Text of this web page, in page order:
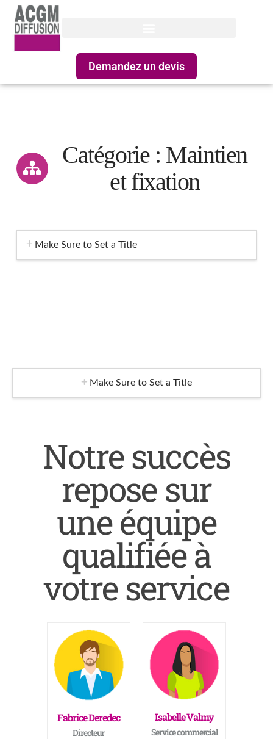
Demandez un devis
Catégorie : Maintien
et fixation
Make Sure to Set a Title
Make Sure to Set a Title
Notre succès
repose sur
une équipe
qualifiée à
votre service
Fabrice Deredec
Directeur
Isabelle Valmy
Service commercial